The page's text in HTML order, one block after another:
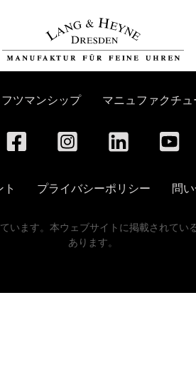
ツマンシップ マニュファクチュ
プライバシーポリシー 問
います。本ウェブサイトに掲載されて
あります。